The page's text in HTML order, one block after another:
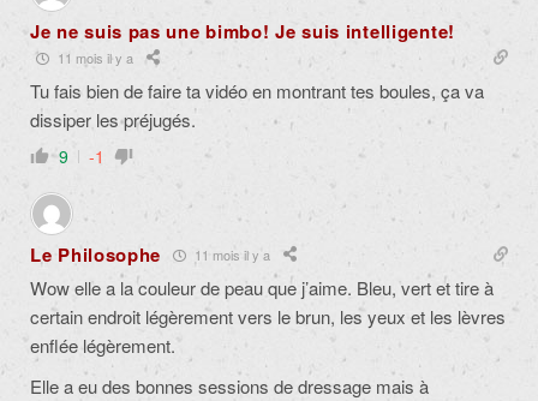
Je ne suis pas une bimbo! Je suis intelligente!
11 mois il y a
Tu fais bien de faire ta vidéo en montrant tes boules, ça va
dissiper les préjugés.
9 -1
Le Philosophe 11 mois il y a
Wow elle a la couleur de peau que j’aime. Bleu, vert et tire à
certain endroit légèrement vers le brun, les yeux et les lèvres
enflée légèrement.
Elle a eu des bonnes sessions de dressage mais à